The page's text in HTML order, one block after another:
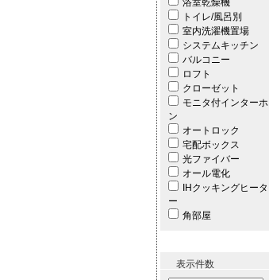
浴室乾燥機
トイレ/風呂別
室内洗濯機置場
システムキッチン
バルコニー
ロフト
クローゼット
モニタ付インターホ
ン
オートロック
宅配ボックス
光ファイバー
オール電化
IHクッキングヒータ
ー
角部屋
表示件数